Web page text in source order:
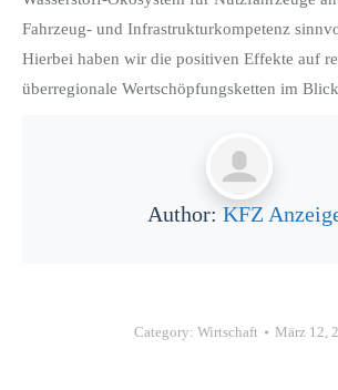
Fahrzeug- und Infrastrukturkompetenz
Hierbei haben wir die positiven Effekte auf
überregionale Wertschöpfungsketten im
Author: KFZ
Category: Wirtschaft März 12,